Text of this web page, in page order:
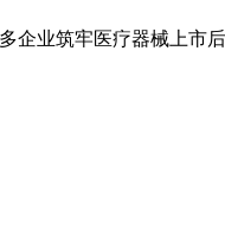
业筑牢医疗器械上市